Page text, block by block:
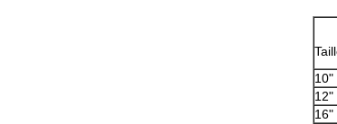
10"
12"
16"